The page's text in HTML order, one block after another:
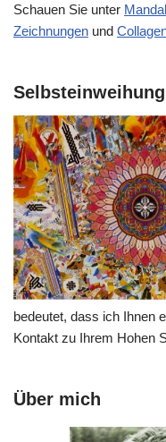
Schauen Sie unter
Zeichnungen und
Selbsteinweihung
bedeutet, dass ich Ihnen
Kontakt zu Ihrem Hohen
Über mich